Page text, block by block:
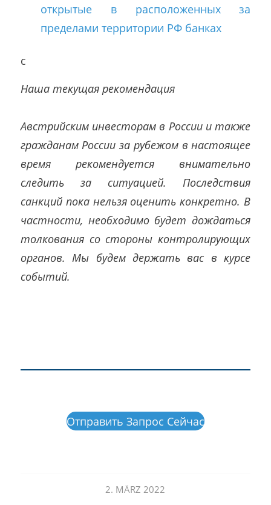
открытые в расположенных за
пределами территории РФ банках
c
Наша текущая рекомендация
Австрийским инвесторам в России и также
гражданам России за рубежом в настоящее
время рекомендуется внимательно
следить за ситуацией. Последствия
санкций пока нельзя оценить конкретно. В
частности, необходимо будет дождаться
толкования со стороны контролирующих
органов. Мы будем держать вас в курсе
событий.
Отправить Запрос Сейчас
2. MÄRZ 2022